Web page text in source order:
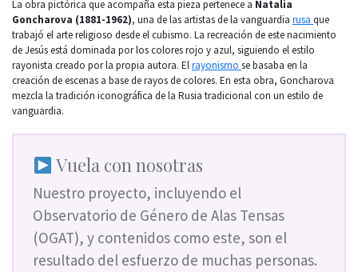
La obra pictórica que acompaña esta pieza pertenece a Natalia
Goncharova (1881-1962), una de las artistas de la vanguardia rusa que
trabajó el arte religioso desde el cubismo. La recreación de este nacimiento
de Jesús está dominada por los colores rojo y azul, siguiendo el estilo
rayonista creado por la propia autora. Elrayonismo se basaba en la
creación de escenas a base de rayos de colores. En esta obra, Goncharova
mezcla la tradición iconográfica de la Rusia tradicional con un estilo de
vanguardia.
Vuela con nosotras
Nuestro proyecto, incluyendo el
Observatorio de Género de Alas Tensas
(OGAT), y contenidos como este, son el
resultado del esfuerzo de muchas personas.